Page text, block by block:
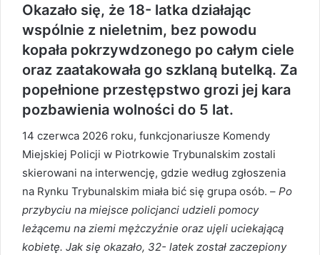
Okazało się, że 18- latka działając
wspólnie z nieletnim, bez powodu
kopała pokrzywdzonego po całym ciele
oraz zaatakowała go szklaną butelką. Za
popełnione przestępstwo grozi jej kara
pozbawienia wolności do 5 lat.
14 czerwca 2026 roku, funkcjonariusze Komendy
Miejskiej Policji w Piotrkowie Trybunalskim zostali
skierowani na interwencję, gdzie według zgłoszenia
na Rynku Trybunalskim miała bić się grupa osób. – Po
przybyciu na miejsce policjanci udzieli pomocy
leżącemu na ziemi mężczyźnie oraz ujęli uciekającą
kobietę. Jak się okazało, 32- latek został zaczepiony